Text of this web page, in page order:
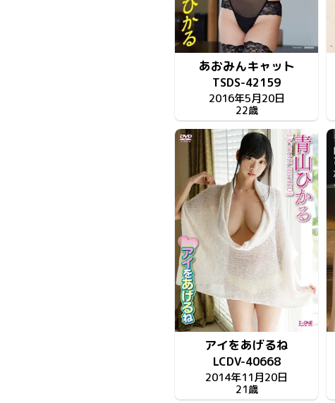
あおみんキャット
TSDS-42159
2016年5月20日
22歳
アイをあげるね
LCDV-40668
2014年11月20日
21歳